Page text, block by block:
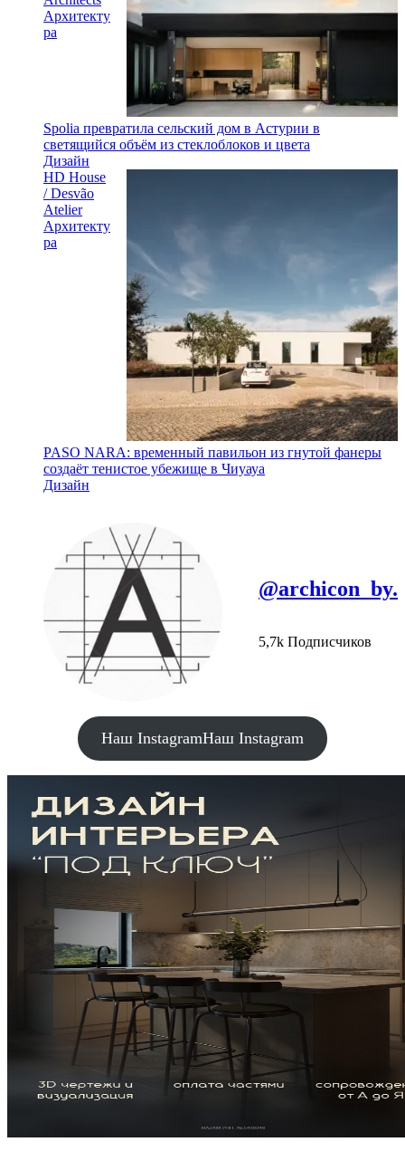
Архитекту
ра
Spolia превратила сельский дом в Астурии в
светящийся объём из стеклоблоков и цвета
Дизайн
HD House
/ Desvão
Atelier
Архитекту
ра
PASO NARA: временный павильон из гнутой фанеры
создаёт тенистое убежище в Чиуауа
Дизайн
@archicon_by.
5,7k Подписчиков
Наш InstagramНаш Instagram